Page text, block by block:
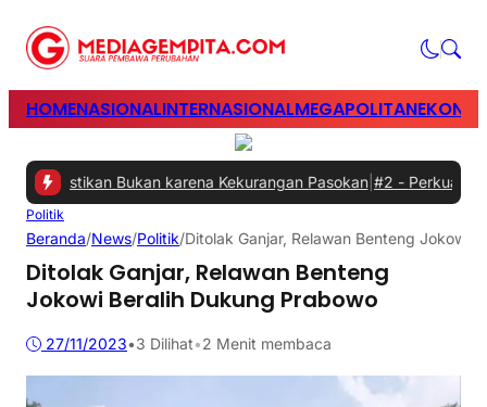
HOMENASIONALINTERNASIONALMEGAPOLITAN
Bukan karena Kekurangan Pasokan|#2 -Perkuat Sinergi
Politik
Beranda/News/Politik/Ditolak Ganjar, Relawan Benteng Jokowi
Ditolak Ganjar, Relawan Benteng
Jokowi Beralih Dukung Prabowo
27/11/2023•3 Dilihat•2 Menit membaca